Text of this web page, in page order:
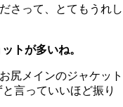
さって、とてもうれし
トが多いね。
尻メインのジャケット
言っていいほど振り